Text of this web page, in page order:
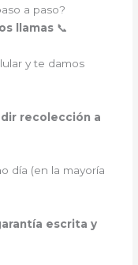
a paso?
llamas 📞
y te damos
recolección a
día (en la mayoría
escrita y